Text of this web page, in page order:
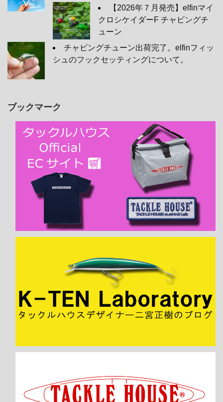
【2026年７月発売】elfinマイ
クロシケイダーF チャビングチ
ューン
チャビングチューン出荷完了。elfinフィッ
シュのフックセッティングについて。
ブックマーク